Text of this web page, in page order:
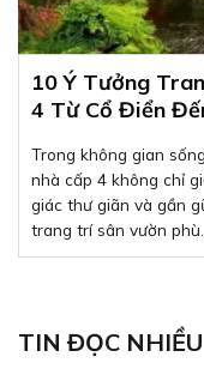
10 Ý Tưởng
4 Từ Cổ Điển
Trong không gian
nhà cấp 4 không chỉ
giác thư giãn và gần
trang trí sân vườn phù...
TIN ĐỌC